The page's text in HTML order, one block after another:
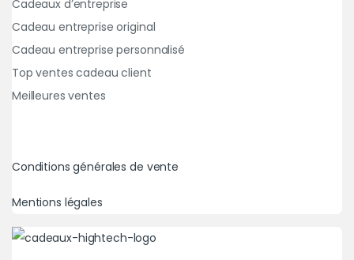
Cadeaux d’entreprise
Cadeau entreprise original
Cadeau entreprise personnalisé
Top ventes cadeau client
Meilleures ventes
Conditions générales de vente
Mentions légales